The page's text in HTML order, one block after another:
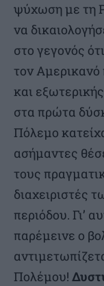
ψύχωση με τη
να
στο γεγονός
τον
και
στα πρώτα
Πόλεμο
ασήμαντες
τους
διαχειριστές
περιόδου. Γι’
παρέμεινε ο
Πολέμου!